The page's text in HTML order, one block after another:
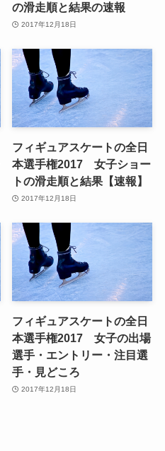
の滑走順と結果の速報
2017年12月18日
フィギュアスケートの全日
本選手権2017 女子ショー
トの滑走順と結果【速報】
2017年12月18日
フィギュアスケートの全日
本選手権2017 女子の出場
選手・エントリー・注目選
手・見どころ
2017年12月18日